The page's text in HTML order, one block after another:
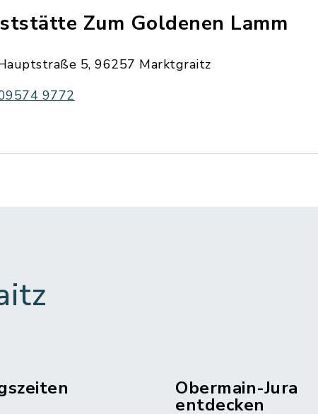
Zum Goldenen Lamm
5, 96257 Marktgraitz
9772
Obermain-Jura
entdecken